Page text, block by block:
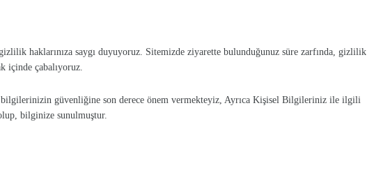
haklarınıza saygı duyuyoruz. Sitemizde ziyarette bulunduğunuz süre zarfında, gizlilik
içinde çabalıyoruz.
güvenliğine son derece önem vermekteyiz, Ayrıca Kişisel Bilgileriniz ile ilgili
bilginize sunulmuştur.